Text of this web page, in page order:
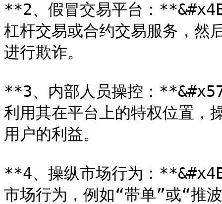
**2、假冒交易平台：
杠杆交易或合约交易服务，然
进行欺诈。
**3、内部人员操控：
利用其在平台上的特权位置，
用户的利益。
**4、操纵市场行为：
市场行为，例如“带单”或“推